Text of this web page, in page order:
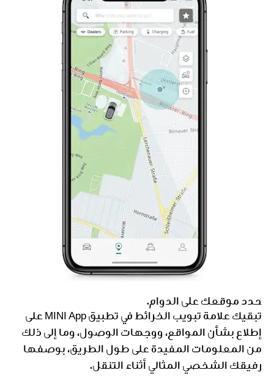
حدد موقعك على الدوام.
تبقيك علامة تبويب الخرائط في تطبيق MINI App على
إطلاع بشأن المواقع، ووجهات الوصول، وما إلى ذلك
من المعلومات المفيدة على طول الطريق، بوصفها
رفيقك الشخصي المثالي أثناء التنقل.